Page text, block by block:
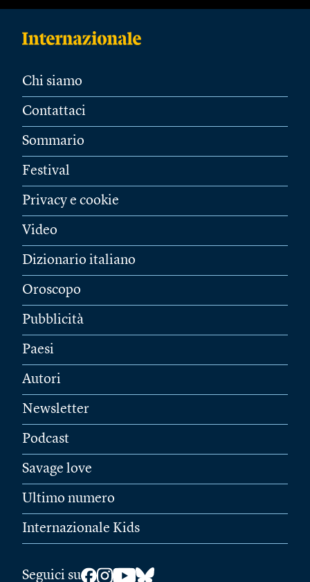
Chi siamo
Contattaci
Sommario
Festival
Privacy e cookie
Video
Dizionario italiano
Oroscopo
Pubblicità
Paesi
Autori
Newsletter
Podcast
Savage love
Ultimo numero
Internazionale Kids
Seguici su